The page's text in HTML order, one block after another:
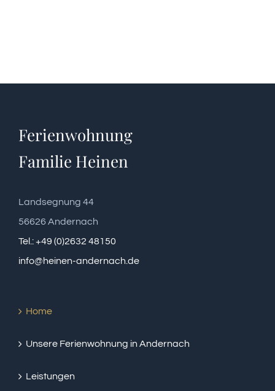
Ferienwohnung
Familie Heinen
Landsegnung 44
56626 Andernach
Tel.: +49 (0)2632 48150
info@heinen-andernach.de
Home
Unsere Ferienwohnung in Andernach
Leistungen